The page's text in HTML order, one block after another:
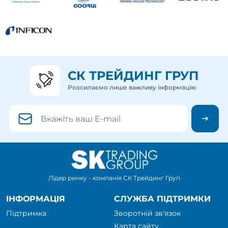
СК ТРЕЙДИНГ ГРУП
Розсилаємо лише важливу інформацію
Лідер ринку - компанія СК Трейдинг Груп
ІНФОРМАЦІЯ
Підтримка
СЛУЖБА ПІДТРИМКИ
Зворотній зв'язок
Карта сайту